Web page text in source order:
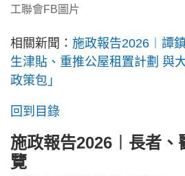
工聯會FB圖片
相關新聞： 施政報告2026︱譚
生津貼、重推公屋租置計劃 與
政策包」
回到目錄
施政報告2026︱長者、
覽